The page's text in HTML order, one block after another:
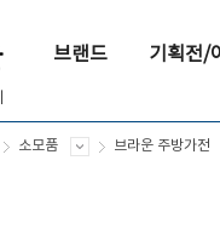
브랜드 기획전/
소모품 브라운 주방가전